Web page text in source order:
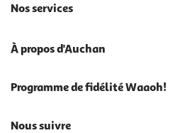
Nos services
À propos d'Auchan
Programme de fidélité Waaoh!
Nous suivre